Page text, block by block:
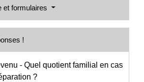
et formulaires
!
- Quel quotient familial en cas
?